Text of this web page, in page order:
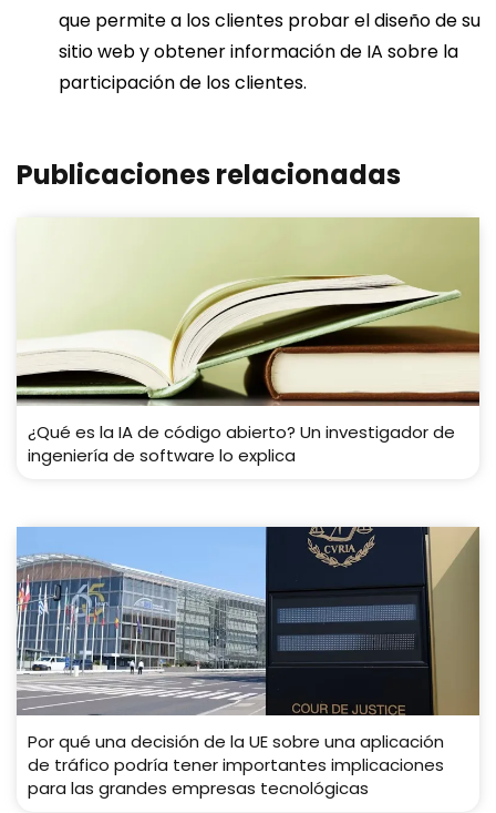
que permite a los clientes probar el diseño de su
sitio web y obtener información de IA sobre la
participación de los clientes.
Publicaciones relacionadas
¿Qué es la IA de código abierto? Un investigador de
ingeniería de software lo explica
Por qué una decisión de la UE sobre una aplicación
de tráfico podría tener importantes implicaciones
para las grandes empresas tecnológicas